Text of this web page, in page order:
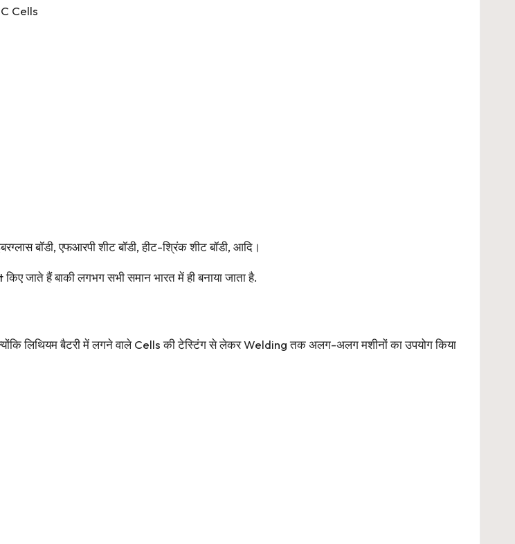
Cells
बॉडी, एफआरपी शीट बॉडी, हीट-श्रिंक शीट बॉडी, आदि।
जाते हैं बाकी लगभग सभी समान भारत में ही बनाया जाता है.
लिथियम बैटरी में लगने वाले Cells की टेस्टिंग से लेकर Welding तक अलग-अलग मशीनों का उपयोग किया